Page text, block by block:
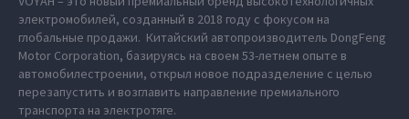
электромобилей, созданный в 2018 году с фокусом на
глобальные продажи. Китайский автопроизводитель DongFeng
Motor Corporation, базируясь на своем 53-летнем опыте в
автомобилестроении, открыл новое подразделение с целью
перезапустить и возглавить направление премиального
транспорта на электротяге.